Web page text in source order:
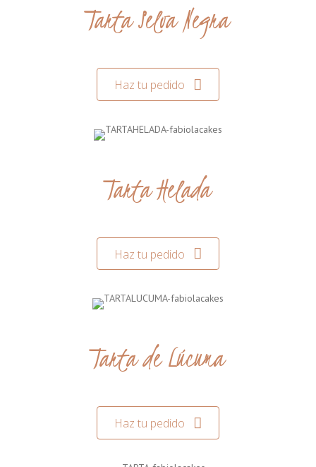
Tarta Selva Negra
Haz tu pedido
Tarta Helada
Haz tu pedido
Tarta de Lúcuma
Haz tu pedido